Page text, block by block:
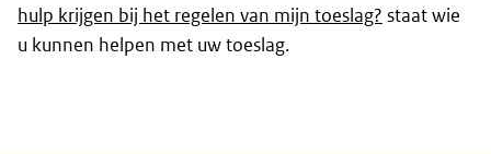
hulp krijgen bij het regelen van mijn toeslag? staat wie
u kunnen helpen met uw toeslag.